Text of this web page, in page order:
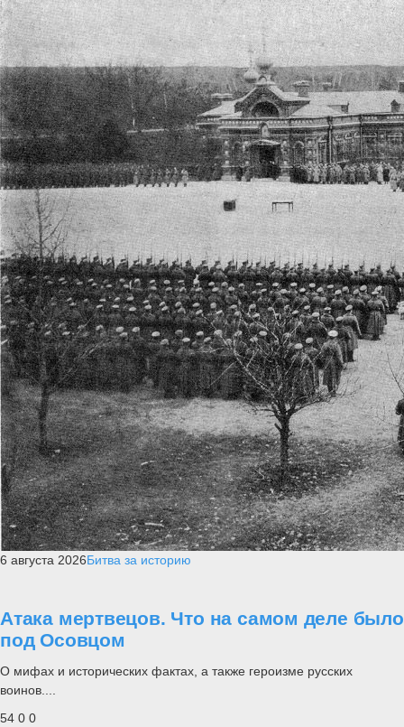
6 августа 2026Битва за историю
Атака мертвецов. Что на самом деле было
под Осовцом
О мифах и исторических фактах, а также героизме русских
воинов....
54 0 0